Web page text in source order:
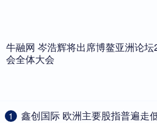
牛融网 岑浩辉将出席博鳌亚洲论
会全体大会
1 鑫创国际 欧洲主要股指普遍走